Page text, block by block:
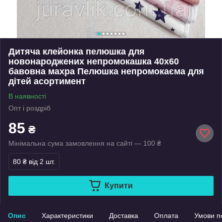
Дитяча клейонка пелюшка для
новонароджених непромокашка 40х60
бавовна махра Пелюшка непромокаєма для
дітей асортимент
В наявності
Опт і роздріб
85 ₴
Мінімальна сума замовлення на сайті — 100 ₴
80 ₴ від 2 шт.
Купити
Опис Характеристики Доставка Оплата Умови